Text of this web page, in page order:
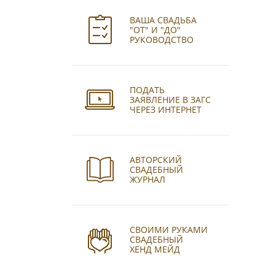
ВАША СВАДЬБА
"ОТ" И "ДО"
РУКОВОДСТВО
ПОДАТЬ
ЗАЯВЛЕНИЕ В ЗАГС
ЧЕРЕЗ ИНТЕРНЕТ
АВТОРСКИЙ
СВАДЕБНЫЙ
ЖУРНАЛ
СВОИМИ РУКАМИ
СВАДЕБНЫЙ
ХЕНД МЕЙД